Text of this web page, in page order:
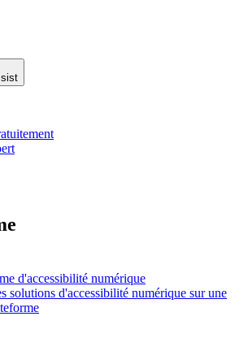
d'accessibilité numérique
solutions d'accessibilité numérique sur une